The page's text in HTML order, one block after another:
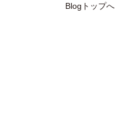
Blogトップへ